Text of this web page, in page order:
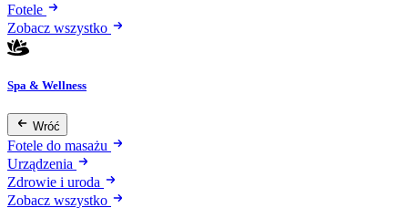
Fotele
Zobacz wszystko
Spa & Wellness
Wróć
Fotele do masażu
Urządzenia
Zdrowie i uroda
Zobacz wszystko